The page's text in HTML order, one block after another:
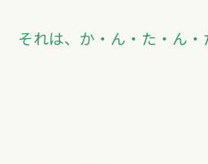
それは、か・ん・た・ん・